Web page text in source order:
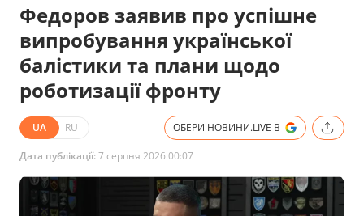
Федоров заявив про успішне
випробування української
балістики та плани щодо
роботизації фронту
UA RU ОБЕРИ НОВИНИ.LIVE В
Дата публікації:7 серпня 2026 00:07